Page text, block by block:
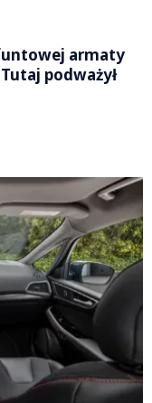
armaty
podważył